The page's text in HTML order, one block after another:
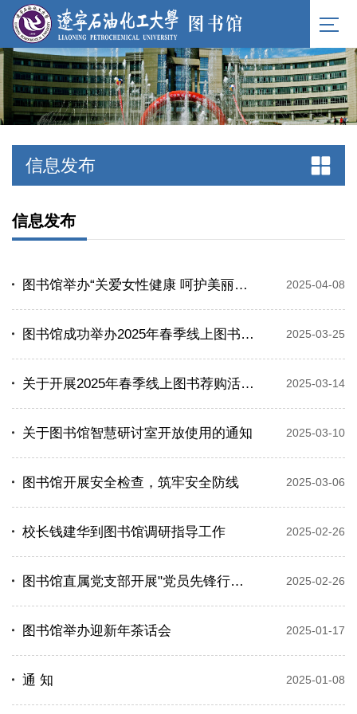
信息发布
信息发布
图书馆举办“关爱女性健康 呵护美丽人生”知识答题活动 2025-04-08
图书馆成功举办2025年春季线上图书荐购活动 2025-03-25
关于开展2025年春季线上图书荐购活动的通知 2025-03-14
关于图书馆智慧研讨室开放使用的通知 2025-03-10
图书馆开展安全检查，筑牢安全防线 2025-03-06
校长钱建华到图书馆调研指导工作 2025-02-26
图书馆直属党支部开展"党员先锋行、绿意润书香"主题党日活动 2025-02-26
图书馆举办迎新年茶话会 2025-01-17
通 知 2025-01-08